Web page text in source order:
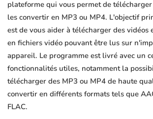
plateforme qui vous permet de
les convertir en MP3 ou MP4. L'objectif
est de vous aider à télécharger des vidéos
en fichiers vidéo pouvant être lus sur
appareil. Le programme est livré avec un
fonctionnalités utiles, notamment la
télécharger des MP3 ou MP4 de haute
convertir en différents formats tels que
FLAC.